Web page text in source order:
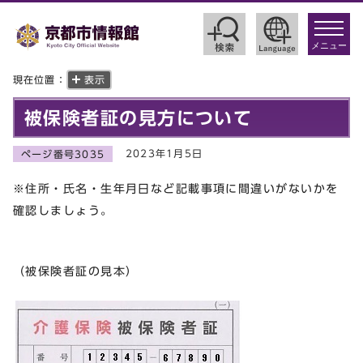
toggle
メニュー
現在位置： 表示
被保険者証の見方について
ページ番号3035 2023年1月5日
※住所・氏名・生年月日など記載事項に間違いがないかを
確認しましょう。
（被保険者証の見本）